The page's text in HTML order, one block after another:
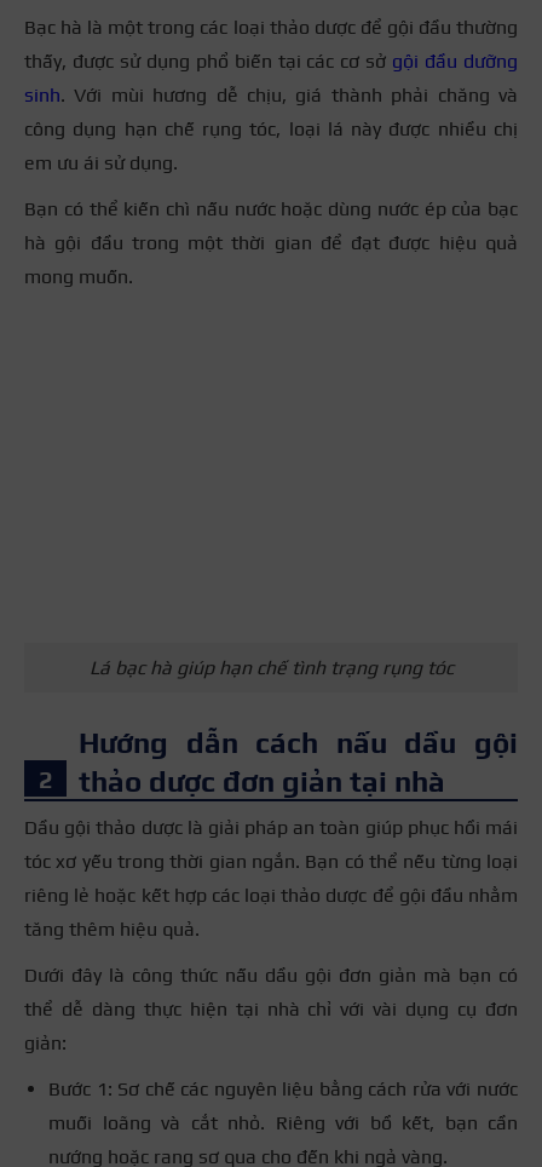
Bạc hà là một trong các loại thảo dược để gội đầu thường
thấy, được sử dụng phổ biến tại các cơ sở gội đầu dưỡng
sinh. Với mùi hương dễ chịu, giá thành phải chăng và
công dụng hạn chế rụng tóc, loại lá này được nhiều chị
em ưu ái sử dụng.
Bạn có thể kiến chì nấu nước hoặc dùng nước ép của bạc
hà gội đầu trong một thời gian để đạt được hiệu quả
mong muốn.
Lá bạc hà giúp hạn chế tình trạng rụng tóc
Hướng dẫn cách nấu dầu gội
thảo dược đơn giản tại nhà
Dầu gội thảo dược là giải pháp an toàn giúp phục hồi mái
tóc xơ yếu trong thời gian ngắn. Bạn có thể nếu từng loại
riêng lẻ hoặc kết hợp các loại thảo dược để gội đầu nhằm
tăng thêm hiệu quả.
Dưới đây là công thức nấu dầu gội đơn giản mà bạn có
thể dễ dàng thực hiện tại nhà chỉ với vài dụng cụ đơn
giản:
Bước 1: Sơ chế các nguyên liệu bằng cách rửa với nước
muối loãng và cắt nhỏ. Riêng với bồ kết, bạn cần
nướng hoặc rang sơ qua cho đến khi ngả vàng.